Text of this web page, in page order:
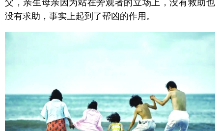
父，亲生母亲因为站在旁观者的立场上，没有救助也
没有求助，事实上起到了帮凶的作用。